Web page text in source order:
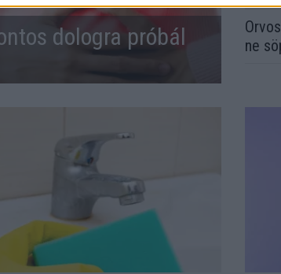
dologra próbál
ne